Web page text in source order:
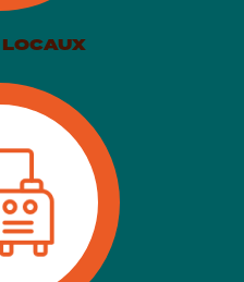
LOCAUX